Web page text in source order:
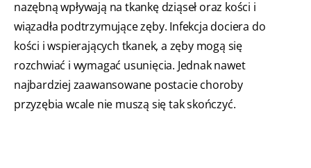
nazębną wpływają na tkankę dziąseł oraz kości i
wiązadła podtrzymujące zęby. Infekcja dociera do
kości i wspierających tkanek, a zęby mogą się
rozchwiać i wymagać usunięcia. Jednak nawet
najbardziej zaawansowane postacie choroby
przyzębia wcale nie muszą się tak skończyć.